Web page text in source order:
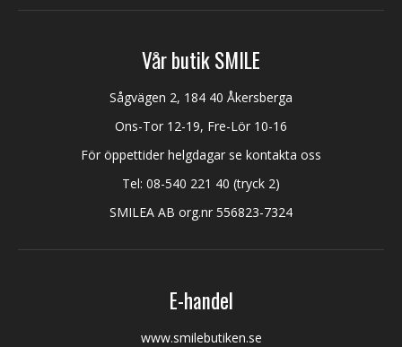
Vår butik SMILE
Sågvägen 2, 184 40 Åkersberga
Ons-Tor 12-19, Fre-Lör 10-16
För öppettider helgdagar se kontakta oss
Tel: 08-540 221 40 (tryck 2)
SMILEA AB org.nr 556823-7324
E-handel
www.smilebutiken.se